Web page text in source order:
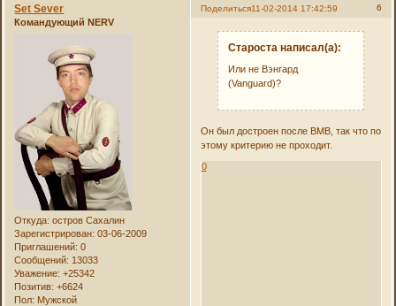
Поделиться 6
11-02-2014 17:42:59
Set Sever
Командующий NERV
Откуда: остров Сахалин
Зарегистрирован: 03-06-2009
Приглашений: 0
Сообщений: 13033
Уважение: +25342
Позитив: +6624
Пол: Мужской
Староста написал(а):
Или не Вэнгард
(Vanguard)?
Он был достроен после ВМВ, так что по
этому критерию не проходит.
0